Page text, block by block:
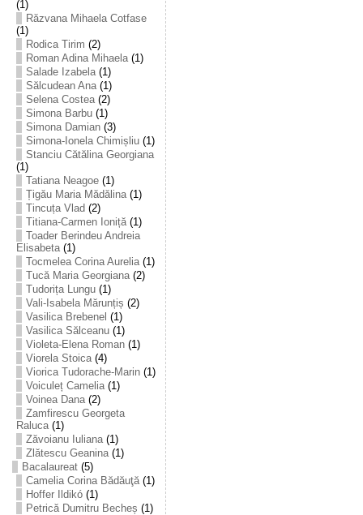
(1)
Răzvana Mihaela Cotfase
(1)
Rodica Tirim (2)
Roman Adina Mihaela(1)
Salade Izabela(1)
Sălcudean Ana(1)
Selena Costea(2)
Simona Barbu(1)
Simona Damian(3)
Simona-Ionela Chimișliu(1)
Stanciu Cătălina Georgiana
(1)
Tatiana Neagoe(1)
Țigău Maria Mădălina(1)
Tincuța Vlad (2)
Titiana-Carmen Ioniță(1)
Toader Berindeu Andreia
Elisabeta(1)
Tocmelea Corina Aurelia(1)
Tucă Maria Georgiana(2)
Tudorița Lungu(1)
Vali-Isabela Mărunțiș (2)
Vasilica Brebenel (1)
Vasilica Sălceanu(1)
Violeta-Elena Roman(1)
Viorela Stoica(4)
Viorica Tudorache-Marin(1)
Voiculeț Camelia(1)
Voinea Dana(2)
Zamfirescu Georgeta
Raluca(1)
Zăvoianu Iuliana(1)
Zlătescu Geanina(1)
Bacalaureat(5)
Camelia Corina Bădăuţă(1)
Hoffer Ildikó(1)
Petrică Dumitru Becheș (1)